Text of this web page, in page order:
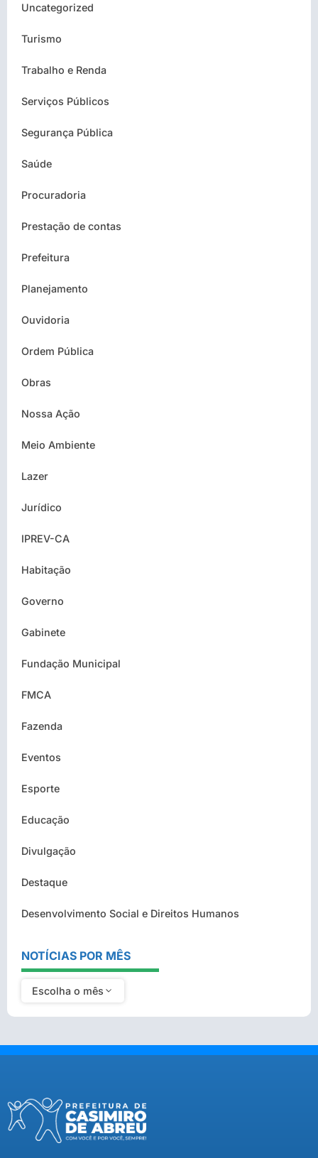
Uncategorized
Turismo
Trabalho e Renda
Serviços Públicos
Segurança Pública
Saúde
Procuradoria
Prestação de contas
Prefeitura
Planejamento
Ouvidoria
Ordem Pública
Obras
Nossa Ação
Meio Ambiente
Lazer
Jurídico
IPREV-CA
Habitação
Governo
Gabinete
Fundação Municipal
FMCA
Fazenda
Eventos
Esporte
Educação
Divulgação
Destaque
Desenvolvimento Social e Direitos Humanos
NOTÍCIAS POR MÊS
Escolha o mês